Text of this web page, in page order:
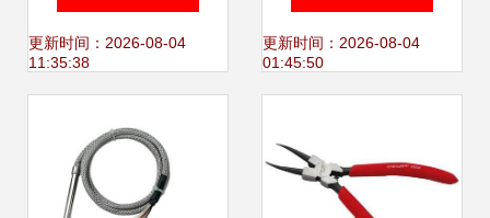
质厂家推荐｜世界
更新时间：2026-08-04
11:35:38
更新时间：2026-08-04
01:45:50